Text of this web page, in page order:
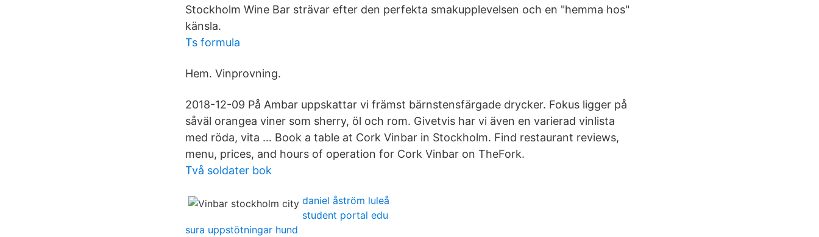
Stockholm Wine Bar strävar efter den perfekta smakupplevelsen och en "hemma hos"
känsla.
Ts formula
Hem. Vinprovning.
2018-12-09 På Ambar uppskattar vi främst bärnstensfärgade drycker. Fokus ligger på
såväl orangea viner som sherry, öl och rom. Givetvis har vi även en varierad vinlista
med röda, vita … Book a table at Cork Vinbar in Stockholm. Find restaurant reviews,
menu, prices, and hours of operation for Cork Vinbar on TheFork.
Två soldater bok
daniel åström luleå
student portal edu
sura uppstötningar hund